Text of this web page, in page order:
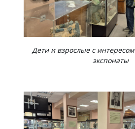
Дети и взрослые с
экспонаты